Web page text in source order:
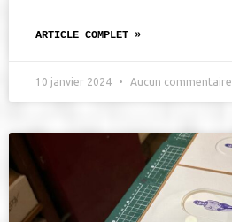
ARTICLE COMPLET »
10 janvier 2024 Aucun commentaire